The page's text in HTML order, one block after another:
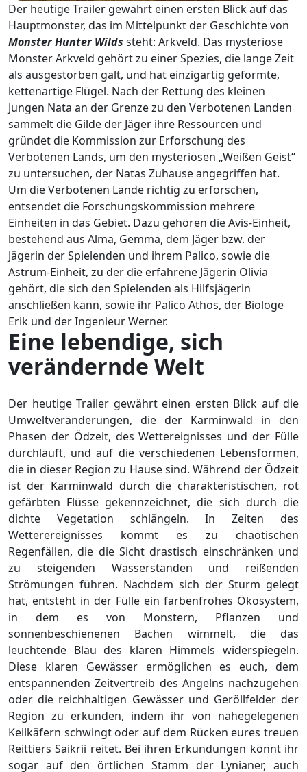
Der heutige Trailer gewährt einen ersten Blick auf das
Hauptmonster, das im Mittelpunkt der Geschichte von
Monster Hunter Wilds steht: Arkveld. Das mysteriöse
Monster Arkveld gehört zu einer Spezies, die lange Zeit
als ausgestorben galt, und hat einzigartig geformte,
kettenartige Flügel. Nach der Rettung des kleinen
Jungen Nata an der Grenze zu den Verbotenen Landen
sammelt die Gilde der Jäger ihre Ressourcen und
gründet die Kommission zur Erforschung des
Verbotenen Lands, um den mysteriösen „Weißen Geist“
zu untersuchen, der Natas Zuhause angegriffen hat.
Um die Verbotenen Lande richtig zu erforschen,
entsendet die Forschungskommission mehrere
Einheiten in das Gebiet. Dazu gehören die Avis-Einheit,
bestehend aus Alma, Gemma, dem Jäger bzw. der
Jägerin der Spielenden und ihrem Palico, sowie die
Astrum-Einheit, zu der die erfahrene Jägerin Olivia
gehört, die sich den Spielenden als Hilfsjägerin
anschließen kann, sowie ihr Palico Athos, der Biologe
Erik und der Ingenieur Werner.
Eine lebendige, sich
verändernde Welt
Der heutige Trailer gewährt einen ersten Blick auf die
Umweltveränderungen, die der Karminwald in den
Phasen der Ödzeit, des Wettereignisses und der Fülle
durchläuft, und auf die verschiedenen Lebensformen,
die in dieser Region zu Hause sind. Während der Ödzeit
ist der Karminwald durch die charakteristischen, rot
gefärbten Flüsse gekennzeichnet, die sich durch die
dichte Vegetation schlängeln. In Zeiten des
Wetterereignisses kommt es zu chaotischen
Regenfällen, die die Sicht drastisch einschränken und
zu steigenden Wasserständen und reißenden
Strömungen führen. Nachdem sich der Sturm gelegt
hat, entsteht in der Fülle ein farbenfrohes Ökosystem,
in dem es von Monstern, Pflanzen und
sonnenbeschienenen Bächen wimmelt, die das
leuchtende Blau des klaren Himmels widerspiegeln.
Diese klaren Gewässer ermöglichen es euch, dem
entspannenden Zeitvertreib des Angelns nachzugehen
oder die reichhaltigen Gewässer und Geröllfelder der
Region zu erkunden, indem ihr von nahegelegenen
Keilkäfern schwingt oder auf dem Rücken eures treuen
Reittiers Saikrii reitet. Bei ihren Erkundungen könnt ihr
sogar auf den örtlichen Stamm der Lynianer, auch